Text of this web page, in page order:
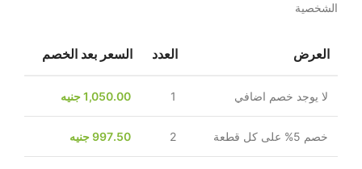
الشخصية
العرض العدد السعر بعد الخصم
لا يوجد خصم اضافي 1
1,050.00جنيه
خصم 5% على كل قطعة 2
997.50جنيه